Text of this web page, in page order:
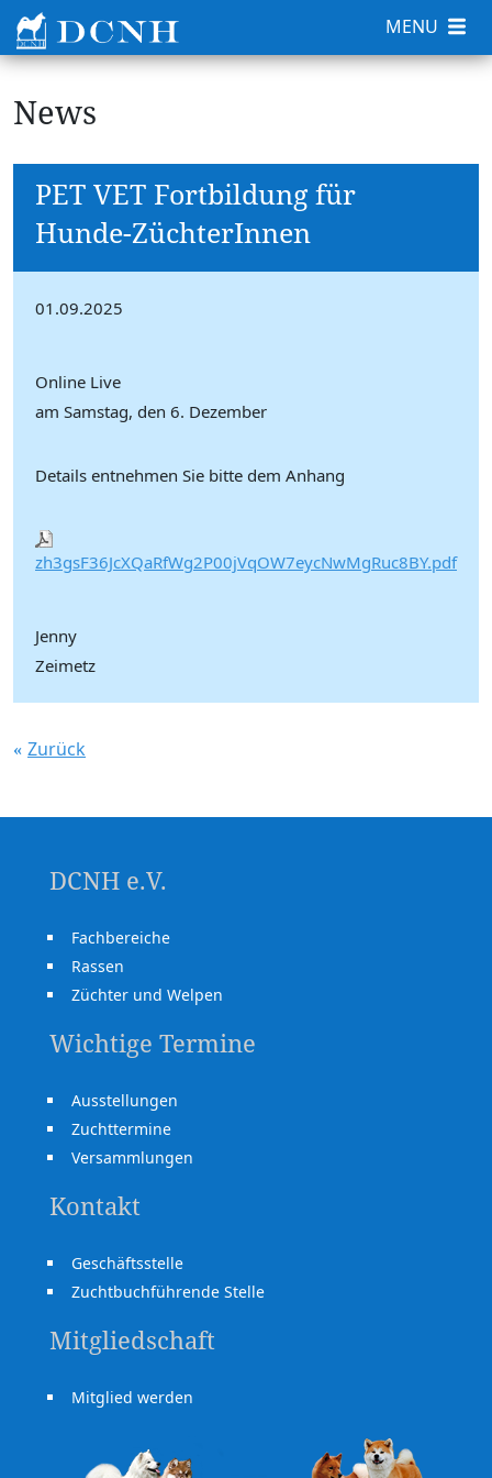
News
PET VET Fortbildung für
Hunde-ZüchterInnen
01.09.2025
Online Live
am Samstag, den 6. Dezember
Details entnehmen Sie bitte dem Anhang
zh3gsF36JcXQaRfWg2P00jVqOW7eycNwMgRuc8BY.pdf
Jenny
Zeimetz
Zurück
DCNH e.V.
Fachbereiche
Rassen
Züchter und Welpen
Wichtige Termine
Ausstellungen
Zuchttermine
Versammlungen
Kontakt
Geschäftsstelle
Zuchtbuchführende Stelle
Mitgliedschaft
Mitglied werden
MENU